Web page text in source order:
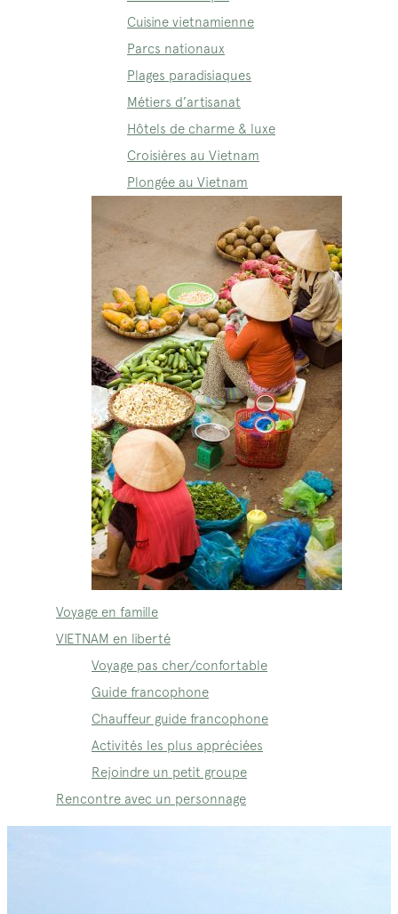
Cuisine vietnamienne
Parcs nationaux
Plages paradisiaques
Métiers d’artisanat
Hôtels de charme & luxe
Croisières au Vietnam
Plongée au Vietnam
Voyage en famille
VIETNAM en liberté
Voyage pas cher/confortable
Guide francophone
Chauffeur guide francophone
Activités les plus appréciées
Rejoindre un petit groupe
Rencontre avec un personnage